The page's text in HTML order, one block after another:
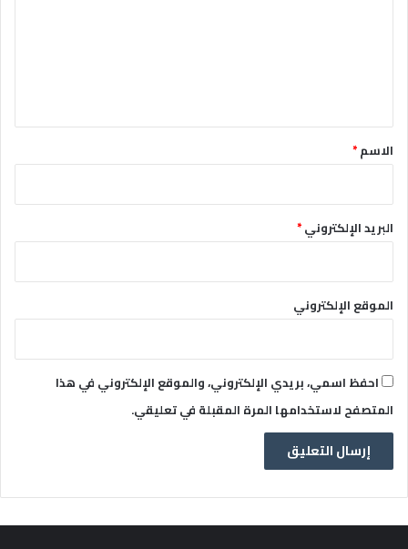
*الاسم*
البريد الإلكتروني*
الموقع الإلكتروني
احفظ اسمي، بريدي الإلكتروني، والموقع الإلكتروني في هذا
المتصفح لاستخدامها المرة المقبلة في تعليقي.